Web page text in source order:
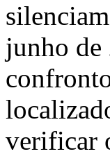
junho de
verificar